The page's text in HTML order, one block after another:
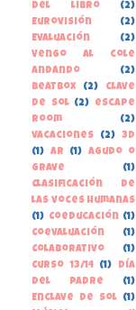
del libro
(2)
Eurovisión
(2)
Evaluación
(2)
Vengo al cole
andando
(2)
beatbox
(2)
clave
de sol (2)
escape
room
(2)
vacaciones
(2)
3D
(1)
AR (1)
Agudo o
grave
(1)
Clasificación de
las voces humanas
(1) Coeducación (1)
Coevaluación
(1)
Colaborativo
(1)
Curso 13/14
(1)
Día
del Padre
(1)
Enclave de Sol
(1)